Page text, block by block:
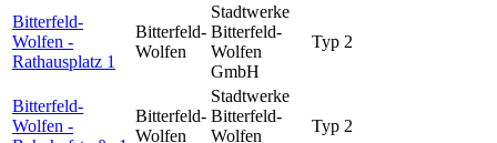
Bitterfeld-
Wolfen -
Rathausplatz 1
Bitterfeld-
Wolfen
Stadtwerke
Bitterfeld-
Wolfen
GmbH
Typ 2
Bitterfeld-
Wolfen -
Bitterfeld-
Wolfen
Stadtwerke
Bitterfeld-
Wolfen
Typ 2